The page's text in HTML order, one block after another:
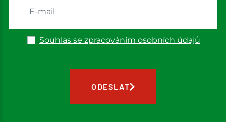
Souhlas se zpracováním osobních údajů
ODESLAT